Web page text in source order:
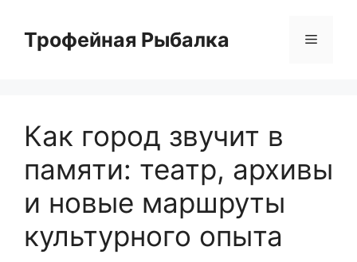
содержимому
Трофейная Рыбалка Меню
Как город звучит в
памяти: театр, архивы
и новые маршруты
культурного опыта